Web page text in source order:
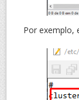
Por exemplo,